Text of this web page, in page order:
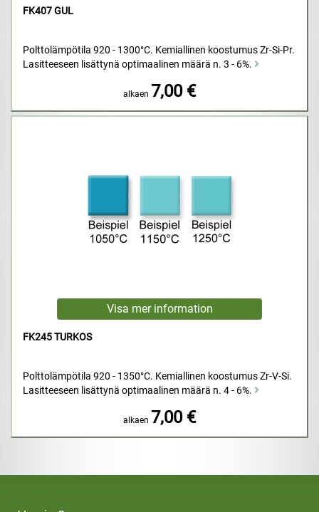
FK407 GUL
Polttolämpötila 920 - 1300°C. Kemiallinen koostumus Zr-Si-Pr.
Lasitteeseen lisättynä optimaalinen määrä n. 3 - 6%.
alkaen 7,00 €
FK245 TURKOS
Polttolämpötila 920 - 1350°C. Kemiallinen koostumus Zr-V-Si.
Lasitteeseen lisättynä optimaalinen määrä n. 4 - 6%.
alkaen 7,00 €